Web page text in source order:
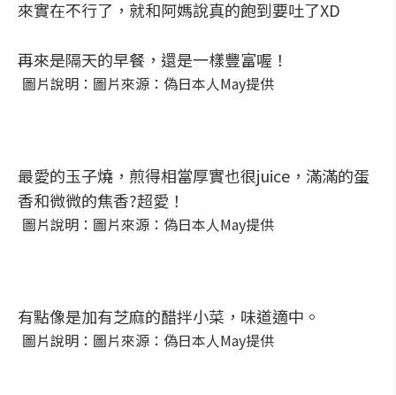
來實在不行了，就和阿媽說真的飽到要吐了XD
再來是隔天的早餐，還是一樣豐富喔！
圖片說明：圖片來源：偽日本人May提供
最愛的玉子燒，煎得相當厚實也很juice，滿滿的蛋
香和微微的焦香?超愛！
圖片說明：圖片來源：偽日本人May提供
有點像是加有芝麻的醋拌小菜，味道適中。
圖片說明：圖片來源：偽日本人May提供